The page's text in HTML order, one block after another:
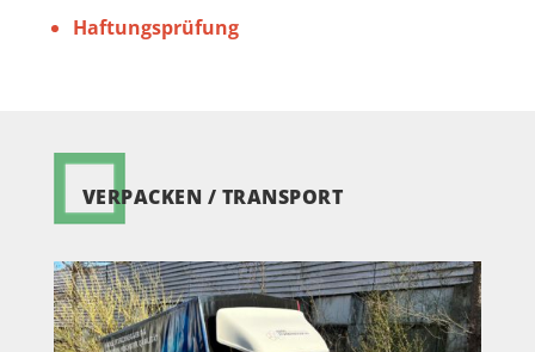
Haftungsprüfung
VERPACKEN / TRANSPORT